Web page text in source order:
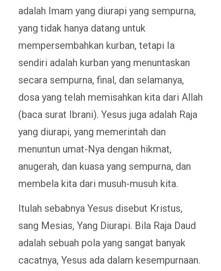
adalah Imam yang diurapi yang sempurna,
yang tidak hanya datang untuk
mempersembahkan kurban, tetapi Ia
sendiri adalah kurban yang menuntaskan
secara sempurna, final, dan selamanya,
dosa yang telah memisahkan kita dari Allah
(baca surat Ibrani). Yesus juga adalah Raja
yang diurapi, yang memerintah dan
menuntun umat-Nya dengan hikmat,
anugerah, dan kuasa yang sempurna, dan
membela kita dari musuh-musuh kita.
Itulah sebabnya Yesus disebut Kristus,
sang Mesias, Yang Diurapi. Bila Raja Daud
adalah sebuah pola yang sangat banyak
cacatnya, Yesus ada dalam kesempurnaan.